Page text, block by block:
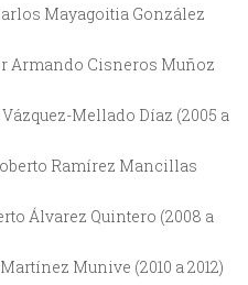
Mayagoitia González
Armando Cisneros Muñoz
Mellado Díaz (2005 a
Ramírez Mancillas
Álvarez Quintero (2008 a
Munive (2010 a 2012)